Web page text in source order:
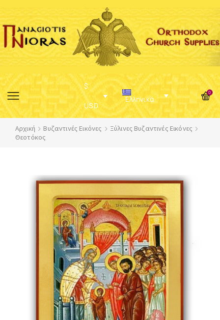
$
USD
Ελληνικά
0
Αρχική Βυζαντινές Εικόνες
Ξύλινες Βυζαντινές Εικόνες
Θεοτόκος